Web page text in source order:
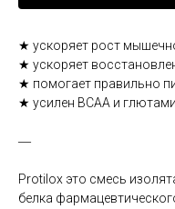
★ ускоряет рост
★ ускоряет
★ помогает правильно
★ усилен BCAA и
―
Protilox это смесь
белка